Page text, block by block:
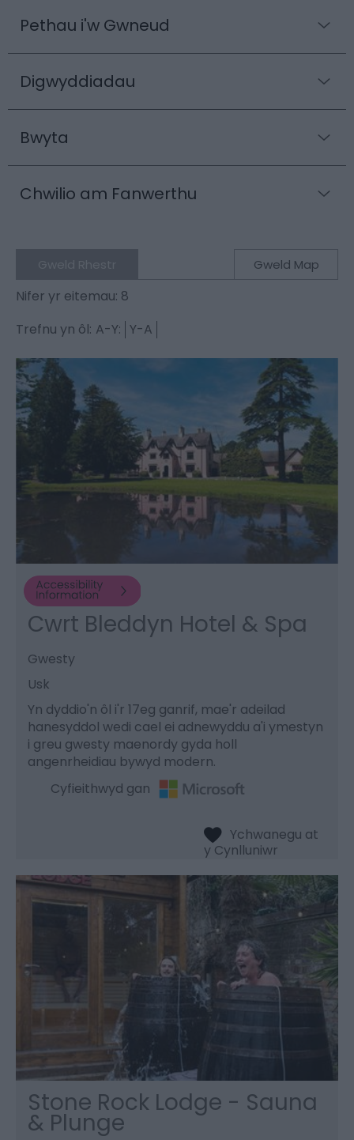
Pethau i'w Gwneud
Digwyddiadau
Bwyta
Chwilio am Fanwerthu
Gweld Map
Nifer yr eitemau: 8
Trefnu yn ôl: A-Y: Y-A
Cwrt Bleddyn Hotel & Spa
Gwesty
Usk
Yn dyddio'n ôl i'r 17eg ganrif, mae'r adeilad
hanesyddol wedi cael ei adnewyddu a'i ymestyn
i greu gwesty maenordy gyda holl
angenrheidiau bywyd modern.
Cyfieithwyd gan
Stone Rock Lodge - Sauna
& Plunge